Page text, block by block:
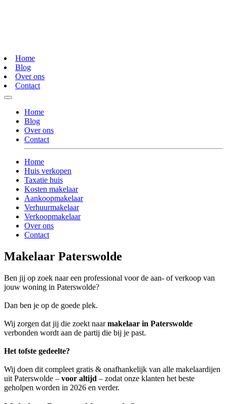
Home
Blog
Over ons
Contact
Home
Blog
Over ons
Contact
Home
Huis verkopen
Taxatie huis
Kosten makelaar
Aankoopmakelaar
Verhuurmakelaar
Verkoopmakelaar
Over ons
Contact
Makelaar Paterswolde
Ben jij op zoek naar een professional voor de aan- of verkoop van
jouw woning in Paterswolde?
Dan ben je op de goede plek.
Wij zorgen dat jij die zoekt naarmakelaar in Paterswolde
verbonden wordt aan de partij die bij je past.
Het tofste gedeelte?
Wij doen dit compleet gratis & onafhankelijk van alle makelaardijen
uit Paterswolde – voor altijd – zodat onze klanten het beste
geholpen worden in 2026 en verder.